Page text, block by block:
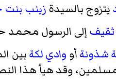
يتزوج بالسيدة زينب بنت
ثقيفإلى الرسول محمد
شذونةأو وادي لكةبين
وقد هيأ هذا